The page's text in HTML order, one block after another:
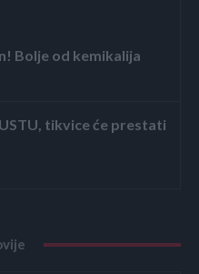
Bolje od kemikalija
tikvice će prestati